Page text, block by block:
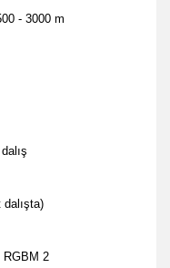
- 3000 m
dalışta)
RGBM 2